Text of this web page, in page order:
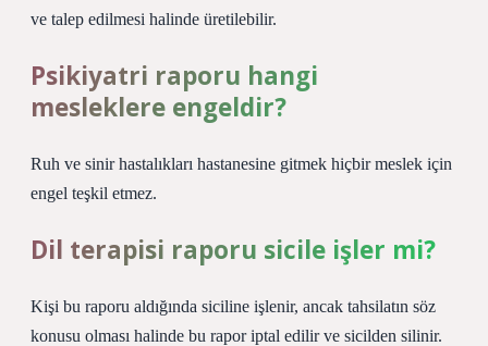
ve talep edilmesi halinde üretilebilir.
Psikiyatri raporu hangi
mesleklere engeldir?
Ruh ve sinir hastalıkları hastanesine gitmek hiçbir meslek için
engel teşkil etmez.
Dil terapisi raporu sicile işler mi?
Kişi bu raporu aldığında siciline işlenir, ancak tahsilatın söz
konusu olması halinde bu rapor iptal edilir ve sicilden silinir.